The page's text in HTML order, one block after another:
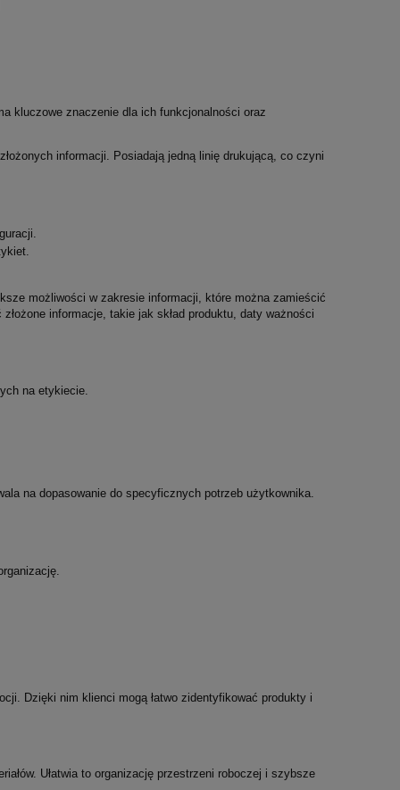
kluczowe znaczenie dla ich funkcjonalności oraz
informacji. Posiadają jedną linię drukującą, co czyni
możliwości w zakresie informacji, które można zamieścić
informacje, takie jak skład produktu, daty ważności
na etykiecie.
na dopasowanie do specyficznych potrzeb użytkownika.
Dzięki nim klienci mogą łatwo zidentyfikować produkty i
Ułatwia to organizację przestrzeni roboczej i szybsze